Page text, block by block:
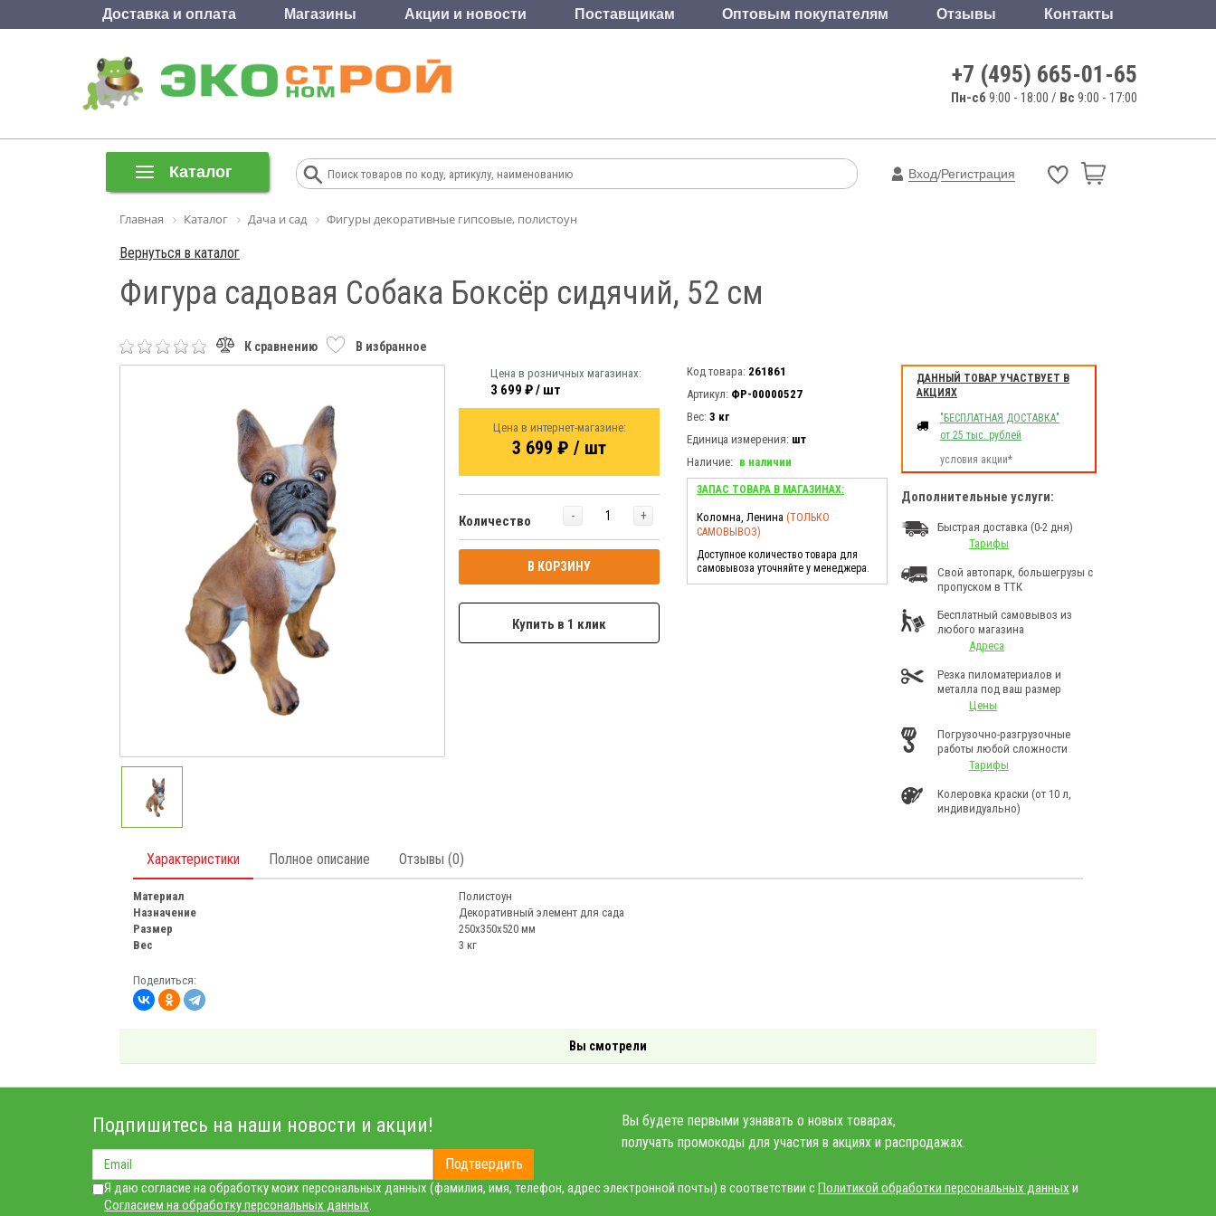
Доставка и оплата Магазины Акции и новости Поставщикам Оптовым покупателям Отзывы Контакты
+7 (495) 665-01-65
Пн-сб 9:00 - 18:00 / Вс 9:00 - 17:00
Каталог Вход/Регистрация
Главная Каталог Дача и сад Фигуры декоративные гипсовые, полистоун
Вернуться в каталог
Фигура садовая Собака Боксёр сидячий, 52 см
К сравнению В избранное
Цена в розничных магазинах:
3 699 ₽ / шт
Цена в интернет-магазине:
3 699 ₽ / шт
Количество - +
В КОРЗИНУ
Купить в 1 клик
Код товара: 261861
Артикул: ФР-00000527
Вес: 3 кг
Единица измерения: шт
Наличие: в наличии
ЗАПАС ТОВАРА В МАГАЗИНАХ:
Коломна, Ленина (ТОЛЬКО
САМОВЫВОЗ)
Доступное количество товара для
самовывоза уточняйте у менеджера.
ДАННЫЙ ТОВАР УЧАСТВУЕТ В
АКЦИЯХ
"БЕСПЛАТНАЯ ДОСТАВКА"
от 25 тыс. рублей
условия акции*
Дополнительные услуги:
Быстрая доставка (0-2 дня)
Тарифы
Свой автопарк, большегрузы с
пропуском в ТТК
Бесплатный самовывоз из
любого магазина
Адреса
Резка пиломатериалов и
металла под ваш размер
Цены
Погрузочно-разгрузочные
работы любой сложности
Тарифы
Колеровка краски (от 10 л,
индивидуально)
Характеристики Полное описание Отзывы (0)
Материал
Полистоун
Назначение
Декоративный элемент для сада
Размер
250х350х520 мм
Вес
3 кг
Поделиться:
Вы смотрели
Подпишитесь на наши новости и акции!
Подтвердить
Вы будете первыми узнавать о новых товарах,
получать промокоды для участия в акциях и распродажах.
Я даю согласие на обработку моих персональных данных (фамилия, имя, телефон, адрес электронной почты) в соответствии сПолитикой обработки персональных данных и
Согласием на обработку персональных данных